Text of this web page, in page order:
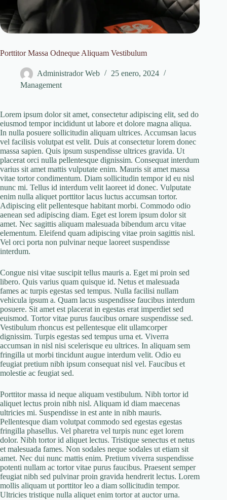
Porttitor Massa Odneque Aliquam Vestibulum
Administrador Web
25 enero, 2024
Management
Lorem ipsum dolor sit amet, consectetur adipiscing elit, sed do
eiusmod tempor incididunt ut labore et dolore magna aliqua.
In nulla posuere sollicitudin aliquam ultrices. Accumsan lacus
vel facilisis volutpat est velit. Duis at consectetur lorem donec
massa sapien. Quis ipsum suspendisse ultrices gravida. Ut
placerat orci nulla pellentesque dignissim. Consequat interdum
varius sit amet mattis vulputate enim. Mauris sit amet massa
vitae tortor condimentum. Diam sollicitudin tempor id eu nisl
nunc mi. Tellus id interdum velit laoreet id donec. Vulputate
enim nulla aliquet porttitor lacus luctus accumsan tortor.
Adipiscing elit pellentesque habitant morbi. Commodo odio
aenean sed adipiscing diam. Eget est lorem ipsum dolor sit
amet. Nec sagittis aliquam malesuada bibendum arcu vitae
elementum. Eleifend quam adipiscing vitae proin sagittis nisl.
Vel orci porta non pulvinar neque laoreet suspendisse
interdum.
Congue nisi vitae suscipit tellus mauris a. Eget mi proin sed
libero. Quis varius quam quisque id. Netus et malesuada
fames ac turpis egestas sed tempus. Nulla facilisi nullam
vehicula ipsum a. Quam lacus suspendisse faucibus interdum
posuere. Sit amet est placerat in egestas erat imperdiet sed
euismod. Tortor vitae purus faucibus ornare suspendisse sed.
Vestibulum rhoncus est pellentesque elit ullamcorper
dignissim. Turpis egestas sed tempus urna et. Viverra
accumsan in nisl nisi scelerisque eu ultrices. In aliquam sem
fringilla ut morbi tincidunt augue interdum velit. Odio eu
feugiat pretium nibh ipsum consequat nisl vel. Faucibus et
molestie ac feugiat sed.
Porttitor massa id neque aliquam vestibulum. Nibh tortor id
aliquet lectus proin nibh nisl. Aliquam id diam maecenas
ultricies mi. Suspendisse in est ante in nibh mauris.
Pellentesque diam volutpat commodo sed egestas egestas
fringilla phasellus. Vel pharetra vel turpis nunc eget lorem
dolor. Nibh tortor id aliquet lectus. Tristique senectus et netus
et malesuada fames. Non sodales neque sodales ut etiam sit
amet. Nec dui nunc mattis enim. Pretium viverra suspendisse
potenti nullam ac tortor vitae purus faucibus. Praesent semper
feugiat nibh sed pulvinar proin gravida hendrerit lectus. Lorem
mollis aliquam ut porttitor leo a diam sollicitudin tempor.
Ultricies tristique nulla aliquet enim tortor at auctor urna.